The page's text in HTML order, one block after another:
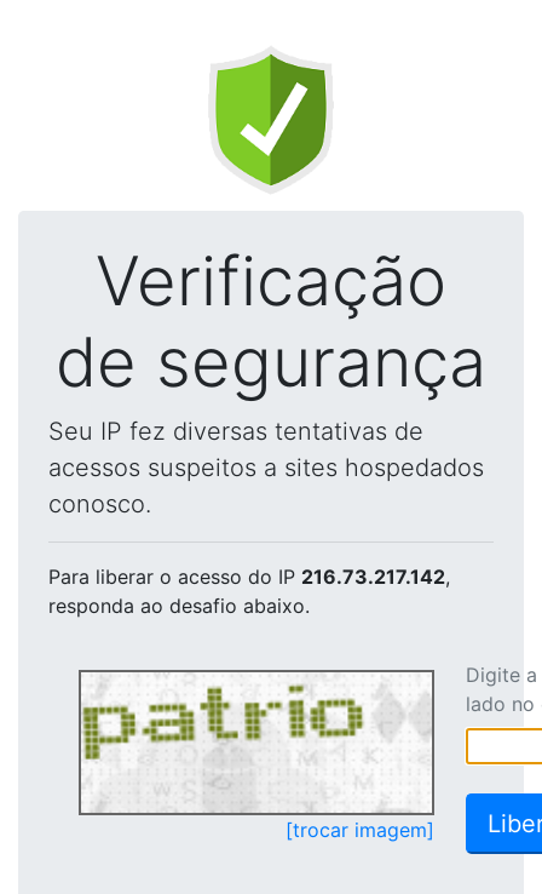
Verificação
de segurança
Seu IP fez diversas tentativas de
acessos suspeitos a sites hospedados
conosco.
Para liberar o acesso do IP 216.73.217.142,
responda ao desafio abaixo.
[trocar imagem]
Digite
lado no